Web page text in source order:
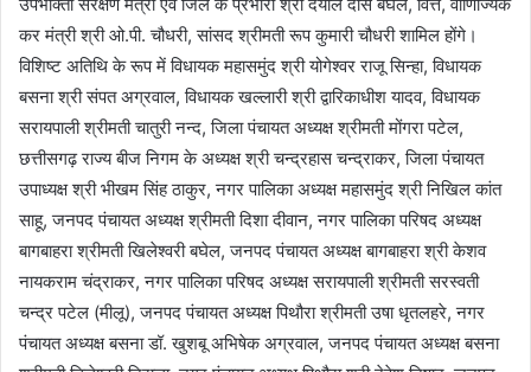
कर मंत्री श्री ओ.पी. चौधरी, सांसद श्रीमती रूप कुमारी चौधरी शामिल होंगे।
विशिष्ट अतिथि के रूप में विधायक महासमुंद श्री योगेश्वर राजू सिन्हा, विधायक
बसना श्री संपत अग्रवाल, विधायक खल्लारी श्री द्वारिकाधीश यादव, विधायक
सरायपाली श्रीमती चातुरी नन्द, जिला पंचायत अध्यक्ष श्रीमती मोंगरा पटेल,
छत्तीसगढ़ राज्य बीज निगम के अध्यक्ष श्री चन्द्रहास चन्द्राकर, जिला पंचायत
उपाध्यक्ष श्री भीखम सिंह ठाकुर, नगर पालिका अध्यक्ष महासमुंद श्री निखिल कांत
साहू, जनपद पंचायत अध्यक्ष श्रीमती दिशा दीवान, नगर पालिका परिषद अध्यक्ष
बागबाहरा श्रीमती खिलेश्वरी बघेल, जनपद पंचायत अध्यक्ष बागबाहरा श्री केशव
नायकराम चंद्राकर, नगर पालिका परिषद अध्यक्ष सरायपाली श्रीमती सरस्वती
चन्द्र पटेल (मीलू), जनपद पंचायत अध्यक्ष पिथौरा श्रीमती उषा धृतलहरे, नगर
पंचायत अध्यक्ष बसना डॉ. खुशबू अभिषेक अग्रवाल, जनपद पंचायत अध्यक्ष बसना